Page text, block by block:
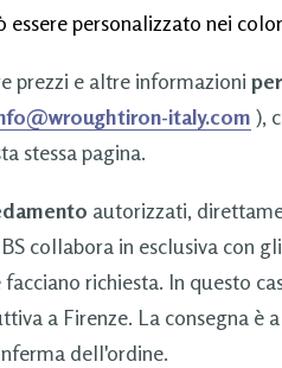
essere personalizzato nei
prezzi e altre informazioni
italy.com ),
stessa pagina.
autorizzati,
collabora in esclusiva con gli
richiesta. In questo
a Firenze. La consegna è
dell'ordine.